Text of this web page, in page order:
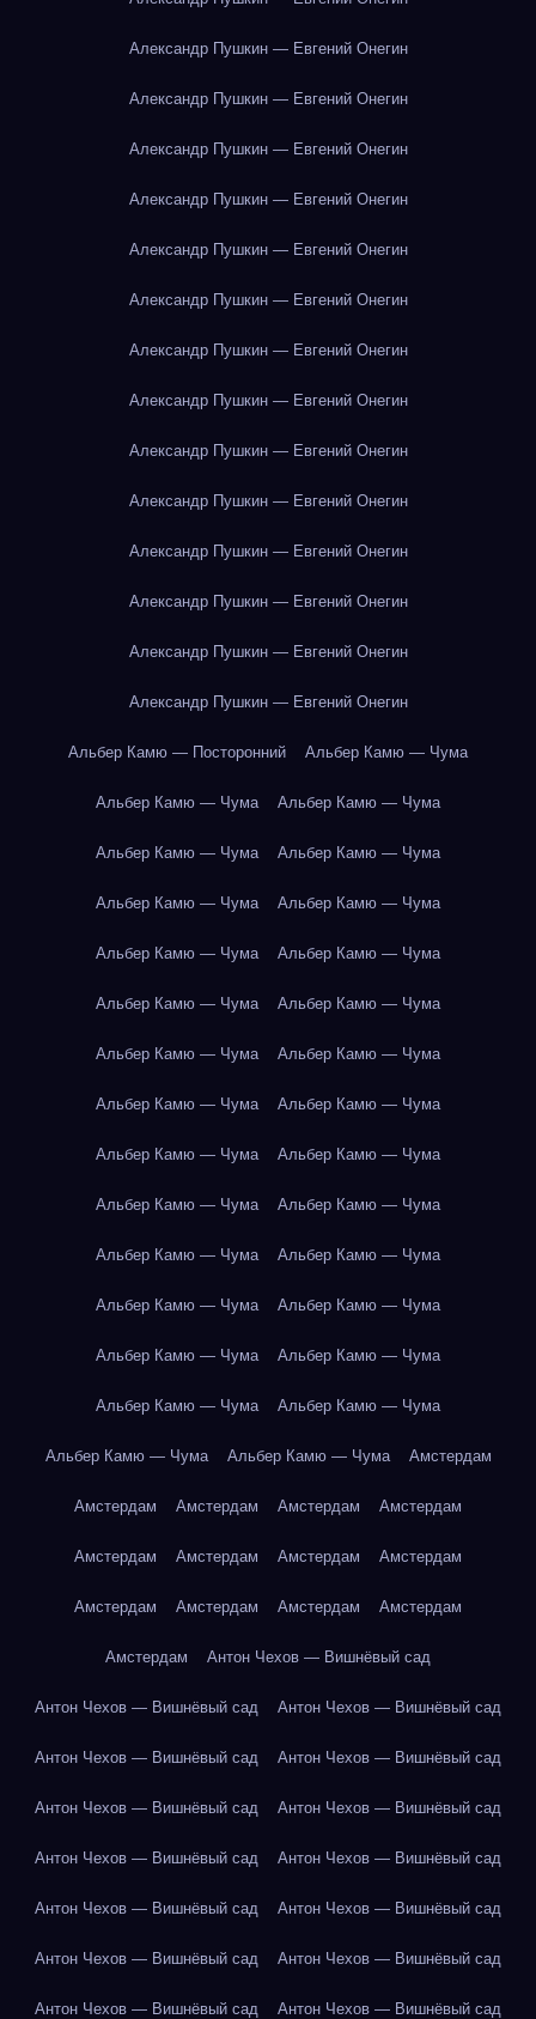
Александр Пушкин — Евгений Онегин
Александр Пушкин — Евгений Онегин
Александр Пушкин — Евгений Онегин
Александр Пушкин — Евгений Онегин
Александр Пушкин — Евгений Онегин
Александр Пушкин — Евгений Онегин
Александр Пушкин — Евгений Онегин
Александр Пушкин — Евгений Онегин
Александр Пушкин — Евгений Онегин
Александр Пушкин — Евгений Онегин
Александр Пушкин — Евгений Онегин
Александр Пушкин — Евгений Онегин
Александр Пушкин — Евгений Онегин
Александр Пушкин — Евгений Онегин
Альбер Камю — Посторонний Альбер Камю — Чума
Альбер Камю — Чума Альбер Камю — Чума
Альбер Камю — Чума Альбер Камю — Чума
Альбер Камю — Чума Альбер Камю — Чума
Альбер Камю — Чума Альбер Камю — Чума
Альбер Камю — Чума Альбер Камю — Чума
Альбер Камю — Чума Альбер Камю — Чума
Альбер Камю — Чума Альбер Камю — Чума
Альбер Камю — Чума Альбер Камю — Чума
Альбер Камю — Чума Альбер Камю — Чума
Альбер Камю — Чума Альбер Камю — Чума
Альбер Камю — Чума Альбер Камю — Чума
Альбер Камю — Чума Альбер Камю — Чума
Альбер Камю — Чума Альбер Камю — Чума
Альбер Камю — Чума Альбер Камю — Чума Амстердам
Амстердам Амстердам Амстердам Амстердам
Амстердам Амстердам Амстердам Амстердам
Амстердам Амстердам Амстердам Амстердам
Амстердам Антон Чехов — Вишнёвый сад
Антон Чехов — Вишнёвый сад Антон Чехов — Вишнёвый сад
Антон Чехов — Вишнёвый сад Антон Чехов — Вишнёвый сад
Антон Чехов — Вишнёвый сад Антон Чехов — Вишнёвый сад
Антон Чехов — Вишнёвый сад Антон Чехов — Вишнёвый сад
Антон Чехов — Вишнёвый сад Антон Чехов — Вишнёвый сад
Антон Чехов — Вишнёвый сад Антон Чехов — Вишнёвый сад
Антон Чехов — Вишнёвый сад Антон Чехов — Вишнёвый сад